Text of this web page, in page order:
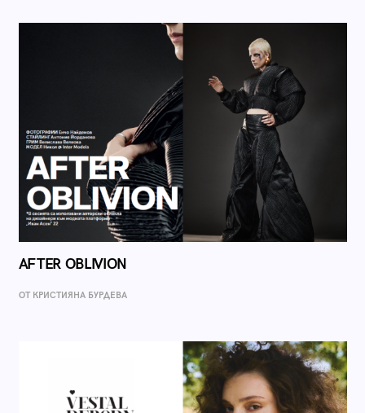
AFTER OBLIVION
ОТ КРИСТИЯНА БУРДЕВА